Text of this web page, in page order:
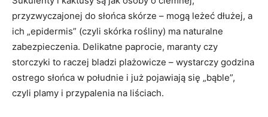
przyzwyczajonej do słońca skórze – mogą leżeć dłużej, a
ich „epidermis” (czyli skórka rośliny) ma naturalne
zabezpieczenia. Delikatne paprocie, maranty czy
storczyki to raczej bladzi plażowicze – wystarczy godzina
ostrego słońca w południe i już pojawiają się „bąble”,
czyli plamy i przypalenia na liściach.